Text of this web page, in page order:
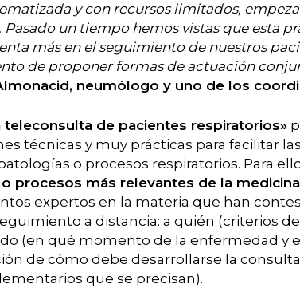
y con recursos limitados,
Pasado un tiempo hemos vistas que esta
más en el seguimiento de nuestros
de proponer formas de actuación
neumólogo y uno de los
teleconsulta de pacientes respiratorios»
técnicas y muy prácticas para facilitar
o procesos respiratorios. Para
procesos más relevantes de la
expertos en la materia que han
a distancia: a quién (criterios
(en qué momento de la enfermedad y
de cómo debe desarrollarse la
que se precisan).